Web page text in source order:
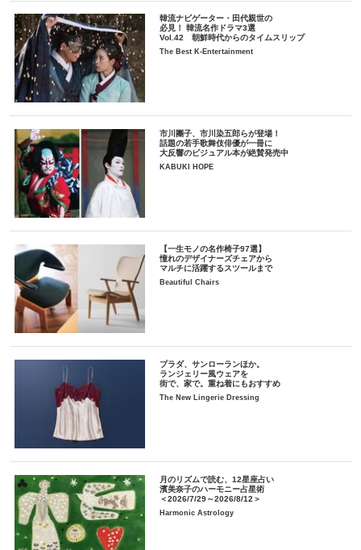
韓流ナビゲーター・田代親世の
必見！ 韓流名作ドラマ3選
Vol.42 朝鮮時代からのタイムスリップ
The Best K-Entertainment
市川團子、市川染五郎らが登場！
話題の若手歌舞伎俳優が一冊に
大反響のビジュアル本が絶賛発売中
KABUKI HOPE
【一生モノの名作椅子97選】
憧れのデザイナーズチェアから
マルチに活躍するスツールまで
Beautiful Chairs
プラダ、サンローランほか。
ランジェリー風ウェアを
街で、家で。重ね着にもおすすめ
The New Lingerie Dressing
月のリズムで読む、12星座占い
濱美奈子のハーモニー占星術
＜2026/7/29～2026/8/12＞
Harmonic Astrology